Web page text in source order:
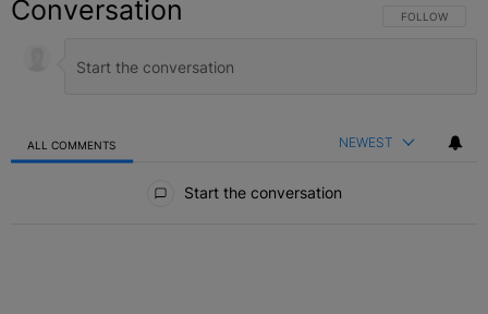
Conversation FOLLOW THIS
FOLLOW
ALL COMMENTS NEWEST
Start the conversation